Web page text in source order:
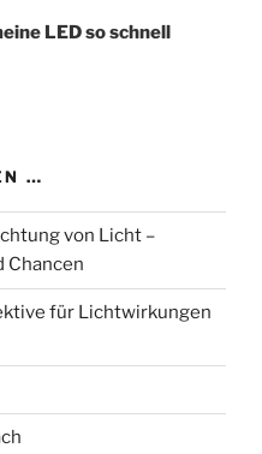
LED so schnell
…
von Licht –
Chancen
für Lichtwirkungen